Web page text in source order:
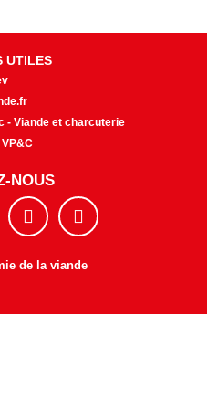
UTILES
- Viande et charcuterie
VP&C
NOUS
Y
o
u
t
u
e
E
n
v
e
l
p
de la viande